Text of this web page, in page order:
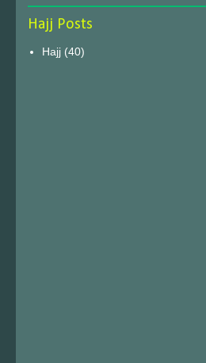
Hajj Posts
Hajj (40)